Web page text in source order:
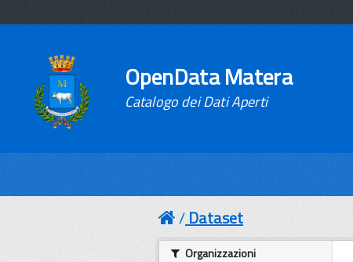
OpenData Matera
Catalogo dei Dati Aperti
Dataset
Organizzazioni